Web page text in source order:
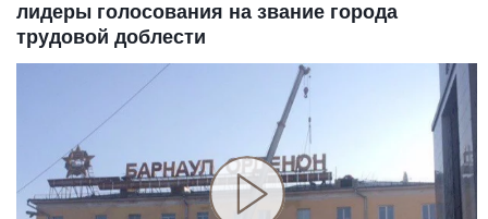
лидеры голосования на звание города
трудовой доблести